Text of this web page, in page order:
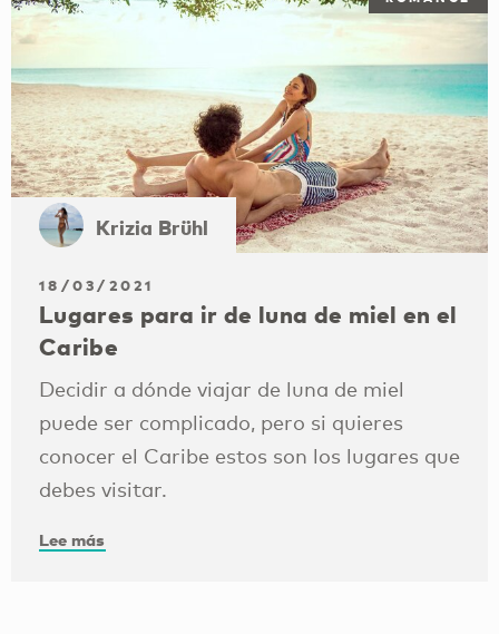
Krizia Brühl
18/03/2021
Lugares para ir de luna de miel en el
Caribe
Decidir a dónde viajar de luna de miel
puede ser complicado, pero si quieres
conocer el Caribe estos son los lugares que
debes visitar.
Lee más